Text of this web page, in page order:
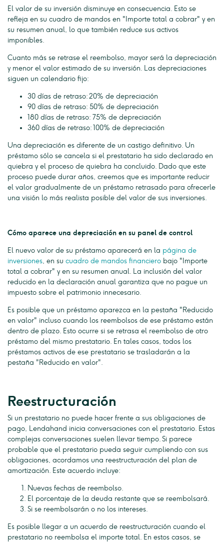
El valor de su inversión disminuye en consecuencia. Esto se
refleja en su cuadro de mandos en "Importe total a cobrar" y en
su resumen anual, lo que también reduce sus activos
imponibles.
Cuanto más se retrase el reembolso, mayor será la depreciación
y menor el valor estimado de su inversión. Las depreciaciones
siguen un calendario fijo:
30 días de retraso: 20% de depreciación
90 días de retraso: 50% de depreciación
180 días de retraso: 75% de depreciación
360 días de retraso: 100% de depreciación
Una depreciación es diferente de un castigo definitivo. Un
préstamo sólo se cancela si el prestatario ha sido declarado en
quiebra y el proceso de quiebra ha concluido. Dado que este
proceso puede durar años, creemos que es importante reducir
el valor gradualmente de un préstamo retrasado para ofrecerle
una visión lo más realista posible del valor de sus inversiones.
Cómo aparece una depreciación en su panel de control
El nuevo valor de su préstamo aparecerá en la página de
inversiones, en su cuadro de mandos financiero bajo "Importe
total a cobrar" y en su resumen anual. La inclusión del valor
reducido en la declaración anual garantiza que no pague un
impuesto sobre el patrimonio innecesario.
Es posible que un préstamo aparezca en la pestaña "Reducido
en valor" incluso cuando los reembolsos de ese préstamo están
dentro de plazo. Esto ocurre si se retrasa el reembolso de otro
préstamo del mismo prestatario. En tales casos, todos los
préstamos activos de ese prestatario se trasladarán a la
pestaña "Reducido en valor".
Reestructuración
Si un prestatario no puede hacer frente a sus obligaciones de
pago, Lendahand inicia conversaciones con el prestatario. Estas
complejas conversaciones suelen llevar tiempo. Si parece
probable que el prestatario pueda seguir cumpliendo con sus
obligaciones, acordamos una reestructuración del plan de
amortización. Este acuerdo incluye:
Nuevas fechas de reembolso.
El porcentaje de la deuda restante que se reembolsará.
Si se reembolsarán o no los intereses.
Es posible llegar a un acuerdo de reestructuración cuando el
prestatario no reembolsa el importe total. En estos casos, se